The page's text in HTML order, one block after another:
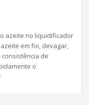
azeite no liquidificador
em fio, devagar,
de
o